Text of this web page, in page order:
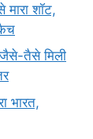
शॉट,
तैसे मिली
भारत,